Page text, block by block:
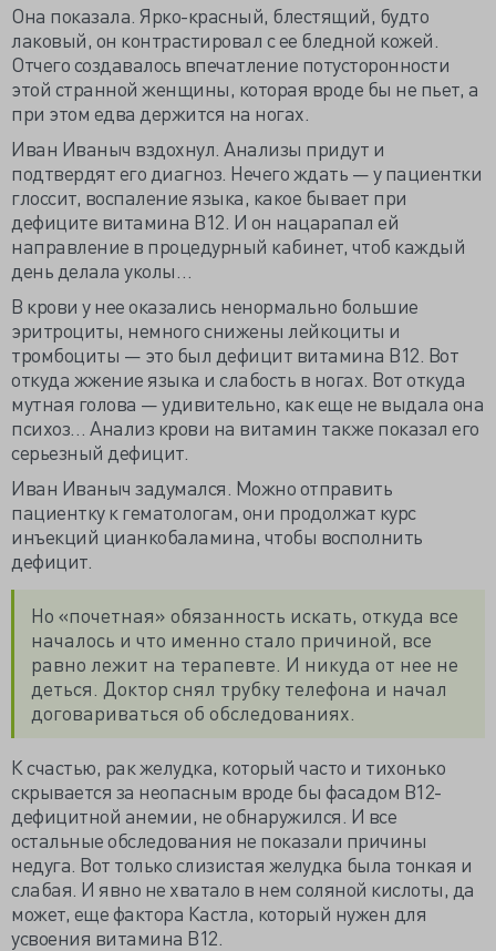
Она показала. Ярко-красный, блестящий, будто
лаковый, он контрастировал с ее бледной кожей.
Отчего создавалось впечатление потусторонности
этой странной женщины, которая вроде бы не пьет, а
при этом едва держится на ногах.
Иван Иваныч вздохнул. Анализы придут и
подтвердят его диагноз. Нечего ждать — у пациентки
глоссит, воспаление языка, какое бывает при
дефиците витамина В12. И он нацарапал ей
направление в процедурный кабинет, чтоб каждый
день делала уколы…
В крови у нее оказались ненормально большие
эритроциты, немного снижены лейкоциты и
тромбоциты — это был дефицит витамина В12. Вот
откуда жжение языка и слабость в ногах. Вот откуда
мутная голова — удивительно, как еще не выдала она
психоз… Анализ крови на витамин также показал его
серьезный дефицит.
Иван Иваныч задумался. Можно отправить
пациентку к гематологам, они продолжат курс
инъекций цианкобаламина, чтобы восполнить
дефицит.
Но «почетная» обязанность искать, откуда все
началось и что именно стало причиной, все
равно лежит на терапевте. И никуда от нее не
деться. Доктор снял трубку телефона и начал
договариваться об обследованиях.
К счастью, рак желудка, который часто и тихонько
скрывается за неопасным вроде бы фасадом В12-
дефицитной анемии, не обнаружился. И все
остальные обследования не показали причины
недуга. Вот только слизистая желудка была тонкая и
слабая. И явно не хватало в нем соляной кислоты, да
может, еще фактора Кастла, который нужен для
усвоения витамина В12.